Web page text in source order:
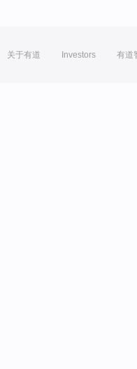
关于有道 Investors 有道